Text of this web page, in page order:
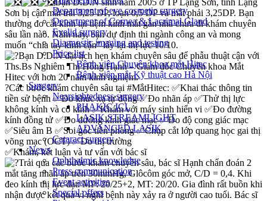
Department of eye cosmetic surgery
Department of Cornea & Lacrimal Gland
Eyelid surgery
Diagnostic imaging and testing
Price list
Bệnh viện Chuyên khoa mắt Hitec
Bệnh viện mắt Kỹ thuật cao Hà Nội
Surgery
Nearsightedness surgery
PHAKIC ICL
LASIK STREAMLIGHT
ADVANCED LASIK
Cataract surgery
News
Ophthalmic knowledge
Press communication
Event activities
Special offers
Sơn bị cận mắt trái 3,25 DP, loạn 0,5 DP và mắt phải 3,25DP. Bạn
thường đo cắt kính tại tiệm kính mắt gần nhà chưa đi khám chuyên
sâu lần nào. Năm nay, bạn dự định thi ngành công an và mong
muốn “chia tay kính cận” lấy lại thị lực 10/10.
Bạn D.D.N đặt lịch hẹn khám chuyên sâu để phẫu thuật cận với
Ths.Bs Nghiêm Thị Hồng Hạnh – Giám đốc Chuyên khoa Mắt
Hitec với hơn 20 năm kinh nghiệm.
?Các bước khám chuyên sâu tại #MắtHitec: ✅Khai thác thông tin
tiền sử bệnh✅Đo khúc xạ tự động✅Đo nhãn áp ✅Thử thị lực
không kính và có kính✅Khám với máy sinh hiển vi ✅Đo đường
kính đồng tử ✅Đo đường kính giác mạc✅Đo độ cong giác mạc
✅Siêu âm B ✅Soi góc tiền phòng✅Chụp cắt lớp quang học gai thị
võng mạc (OCT)✅Đo thị trường
✅Khám, kết luận và tư vấn với bác sĩ
Trải qua các bước khám chuyên sâu, bác sĩ Hạnh chẩn đoán 2
mắt tăng nhãn áp trên 30mmHg, Glôcôm góc mở, C/D = 0,4. Khi
đeo kính thị lực đạt: MP: 20/25+2, MT: 20/20. Gia đình rất buồn khi
nhận được kết quả vì nghĩ bệnh này xảy ra ở người cao tuổi. Bác sĩ